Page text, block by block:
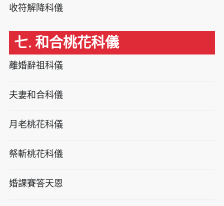
收符解降科儀
七. 和合桃花科儀
離婚辭祖科儀
夫妻和合科儀
月老桃花科儀
祭斬桃花科儀
婚課賽答天恩